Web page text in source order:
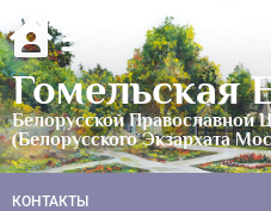
Гомельская
Белорусской Православной
(Белорусского Экзархата
КОНТАКТЫ